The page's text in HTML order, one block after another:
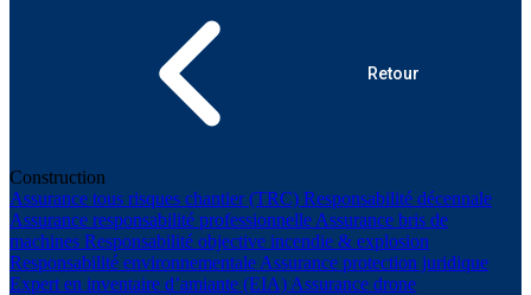
Retour
Construction
Assurance tous risques chantier (TRC) Responsabilité décennale
Assurance responsabilité professionnelle Assurance bris de
machines Responsabilité objective incendie & explosion
Responsabilité environnementale Assurance protection juridique
Expert en inventaire d’amiante (EIA) Assurance drone